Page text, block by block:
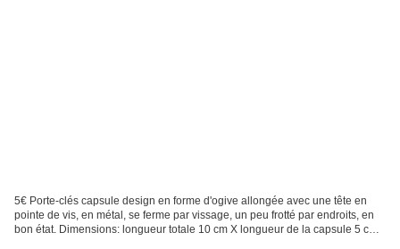
5€ Porte-clés capsule design en forme d'ogive allongée avec une tête en
pointe de vis, en métal, se ferme par vissage, un peu frotté par endroits, en
bon état. Dimensions: longueur totale 10 cm X longueur de la capsule 5 cm